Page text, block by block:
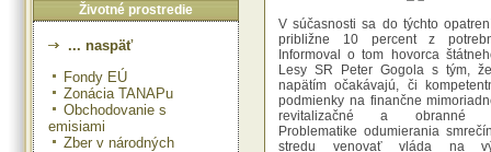
Životné prostredie
... naspäť
Fondy EÚ
Zonácia TANAPu
Obchodovanie s
emisiami
Zber v národných
V súčasnosti sa do týchto
približne 10 percent z
Informoval o tom hovorca
Lesy SR Peter Gogola s tým,
napätím očakávajú, či
podmienky na finančne
revitalizačné a obranné
Problematike odumierania
stredu venovať vláda na